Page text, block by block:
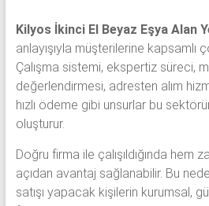
Kilyos İkinci El Beyaz Eşya Alan
anlayışıyla müşterilerine kapsamlı
Çalışma sistemi, ekspertiz süreci,
değerlendirmesi, adresten alım
hızlı ödeme gibi unsurlar bu
oluşturur.
Doğru firma ile çalışıldığında hem
açıdan avantaj sağlanabilir. Bu
satışı yapacak kişilerin kurumsal,